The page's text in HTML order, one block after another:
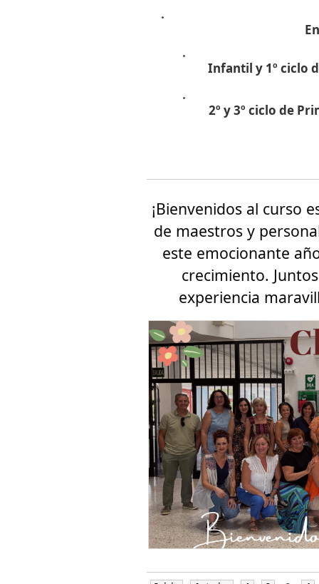
Infantil y 1º ciclo
2º y 3º ciclo de
¡Bienvenidos al curso
de maestros y
este emocionante
crecimiento.
experiencia